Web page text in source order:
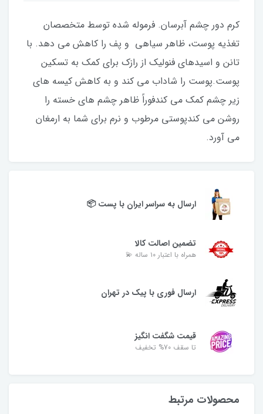
کرم دور چشم آبرسان. فرموله شده توسط متخصصان
تغذیه پوست، ظاهر سیاهی و پف را کاهش می دهد. با
تانن و اسیدهای فنولیک از رازک برای کمک به تسکین
پوست.پوست را شاداب می کند و به کاهش کیسه های
زیر چشم کمک می کندفوراً ظاهر چشم های خسته را
روشن می کندپوستی مرطوب و نرم برای شما به ارمغان
می آورد.
ارسال به سراسر ایران با پست 📦
تضمین اصالت کالا
همراه با اعتبار ۱۰ ساله 💫
ارسال فوری با پیک در تهران
قیمت شگفت انگیز
تا سقف 70% تخفیف
محصولات مرتبط